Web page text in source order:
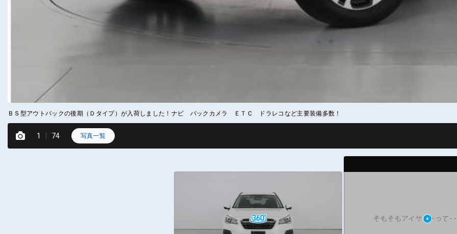
ＢＳ型アウトバックの後期（Ｄタイプ）が入荷しました！ナビ バックカメラ ＥＴＣ ドラレコなど主要装備多数！
1 74 写真一覧